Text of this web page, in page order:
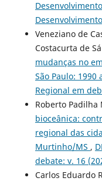
Veneziano de
Costacurta de
mudanças no
São Paulo: 1990
Regional em
Roberto Padilha
bioceânica:
regional das
Murtinho/MS ,
debate: v. 16
Carlos Eduardo